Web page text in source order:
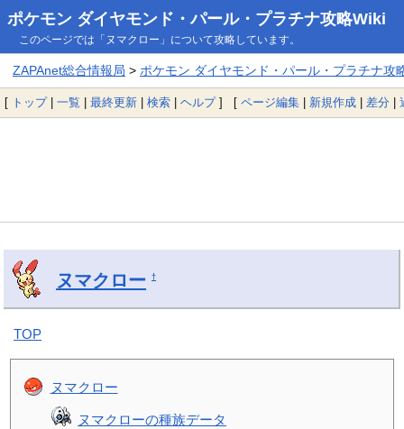
ポケモン ダイヤモンド・パール・プラチナ攻略Wiki
このページでは「ヌマクロー」について攻略しています。
ZAPAnet総合情報局 > ポケモン ダイヤモンド・パール・プラチナ攻
[ トップ| 一覧 | 最終更新 | 検索 | ヘルプ] [ ページ編集 | 新規作成 | 差分 |
ヌマクロー †
TOP
ヌマクロー
ヌマクローの種族データ